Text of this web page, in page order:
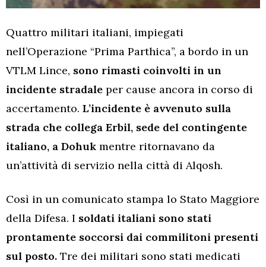
Quattro militari italiani, impiegati
nell’Operazione “Prima Parthica”, a bordo in un
VTLM Lince, sono rimasti coinvolti in un
incidente stradale per cause ancora in corso di
accertamento. L’incidente è avvenuto sulla
strada che collega Erbil, sede del contingente
italiano, a Dohuk mentre ritornavano da
un’attività di servizio nella città di Alqosh.
Così in un comunicato stampa lo Stato Maggiore
della Difesa. I soldati italiani sono stati
prontamente soccorsi dai commilitoni presenti
sul posto. Tre dei militari sono stati medicati